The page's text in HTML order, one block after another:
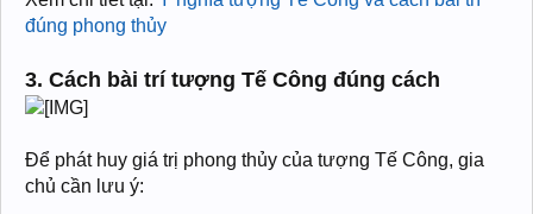
đúng phong thủy
3. Cách bài trí tượng Tế Công đúng cách
Để phát huy giá trị phong thủy của tượng Tế Công, gia
chủ cần lưu ý: